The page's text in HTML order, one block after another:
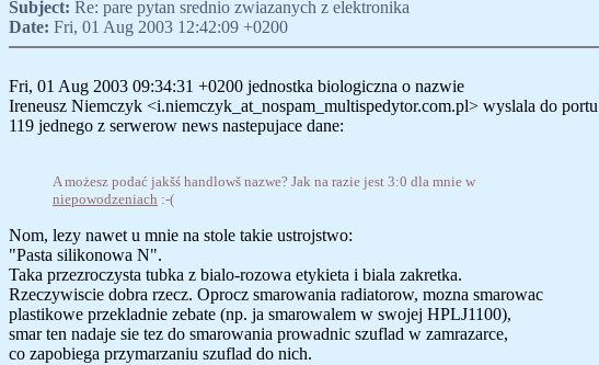
Subject: Re: pare pytan srednio zwiazanych z elektronika
Date: Fri, 01 Aug 2003 12:42:09 +0200
Fri, 01 Aug 2003 09:34:31 +0200 jednostka biologiczna o nazwie
Ireneusz Niemczyk <i.niemczyk_at_nospam_multispedytor.com.pl> wyslala do portu
119 jednego z serwerow news nastepujace dane:
A możesz podać jakšś handlowš nazwe? Jak na razie jest 3:0 dla mnie w
niepowodzeniach :-(
Nom, lezy nawet u mnie na stole takie ustrojstwo:
"Pasta silikonowa N".
Taka przezroczysta tubka z bialo-rozowa etykieta i biala zakretka.
Rzeczywiscie dobra rzecz. Oprocz smarowania radiatorow, mozna smarowac
plastikowe przekladnie zebate (np. ja smarowalem w swojej HPLJ1100),
smar ten nadaje sie tez do smarowania prowadnic szuflad w zamrazarce,
co zapobiega przymarzaniu szuflad do nich.